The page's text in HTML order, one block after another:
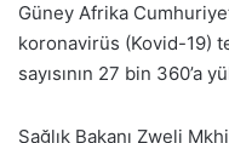
Güney Afrika
koronavirüs (Kovid-19)
sayısının 27 bin 360’a
Sağlık Bakanı Zweli